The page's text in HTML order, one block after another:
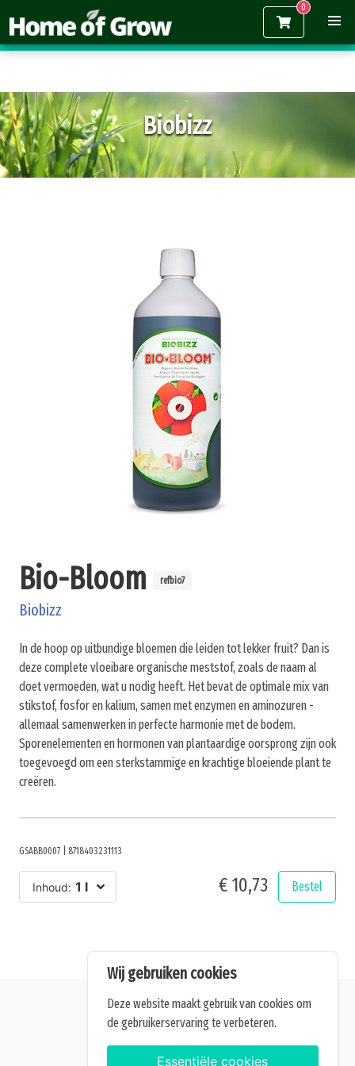
Gratis verzending vanaf €150,-
Biobizz
Bio-Bloom refbio7
Biobizz
In de hoop op uitbundige bloemen die leiden tot lekker fruit? Dan is
deze complete vloeibare organische meststof, zoals de naam al
doet vermoeden, wat u nodig heeft. Het bevat de optimale mix van
stikstof, fosfor en kalium, samen met enzymen en aminozuren -
allemaal samenwerken in perfecte harmonie met de bodem.
Sporenelementen en hormonen van plantaardige oorsprong zijn ook
toegevoegd om een sterkstammige en krachtige bloeiende plant te
creëren.
GSABB0007 8718403231113
Inhoud: 1 l € 10,73 Bestel
Alle getoonde prijzen zijn incl. BTW.
Algemene Voorwaarden
Wij gebruiken cookies
Deze website maakt gebruik van cookies om
de gebruikerservaring te verbeteren.
Essentiële cookies